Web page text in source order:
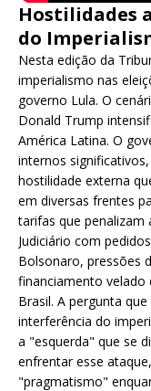
Hostilidades
do
Nesta edição da
imperialismo nas
governo Lula. O
Donald Trump
América Latina. O
internos
hostilidade externa
em diversas frentes
tarifas que penalizam
Judiciário com
Bolsonaro, pressões
financiamento
Brasil. A pergunta
interferência do
a "esquerda" que se
enfrentar esse
"pragmatismo"